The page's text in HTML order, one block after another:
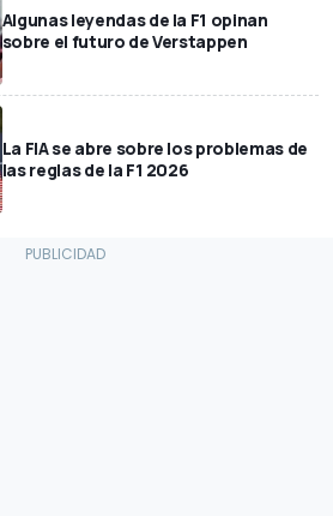
Algunas leyendas de la F1 opinan
sobre el futuro de Verstappen
La FIA se abre sobre los problemas de
las reglas de la F1 2026